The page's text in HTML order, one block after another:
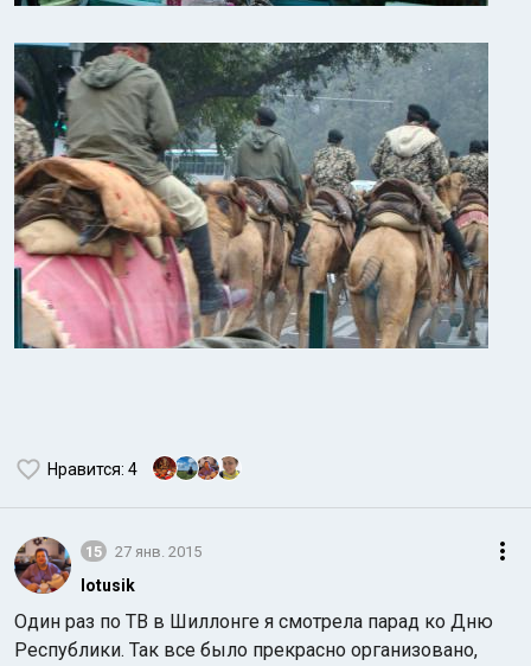
Нравится: 4
15 27 янв. 2015
lotusik
Один раз по ТВ в Шиллонге я смотрела парад ко Дню
Республики. Так все было прекрасно организовано,